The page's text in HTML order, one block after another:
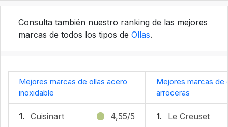
Consulta también nuestro ranking de las mejores
marcas de todos los tipos de Ollas.
Mejores marcas de ollas acero
inoxidable
1. Cuisinart
4,55/5
Mejores marcas de
arroceras
1.
Le Creuset